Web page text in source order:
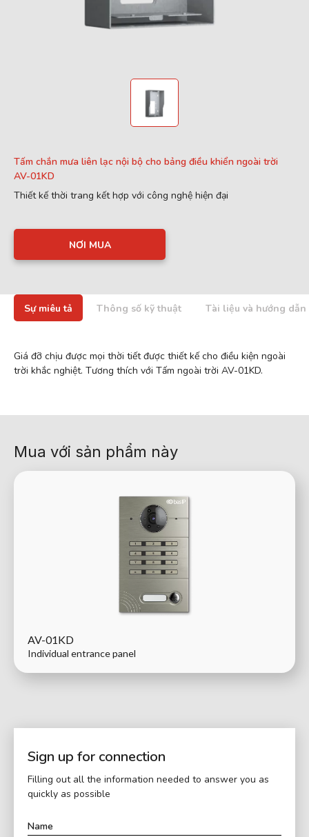
Tấm chắn mưa liên lạc nội bộ cho bảng điều khiển ngoài trời
AV-01KD
Thiết kế thời trang kết hợp với công nghệ hiện đại
NƠI MUA
Sự miêu tả Thông số kỹ thuật Tài liệu và hướng dẫn
Giá đỡ chịu được mọi thời tiết được thiết kế cho điều kiện ngoài
trời khắc nghiệt. Tương thích với Tấm ngoài trời AV-01KD.
Mua với sản phẩm này
AV-01KD
Individual entrance panel
Sign up for connection
Filling out all the information needed to answer you as
quickly as possible